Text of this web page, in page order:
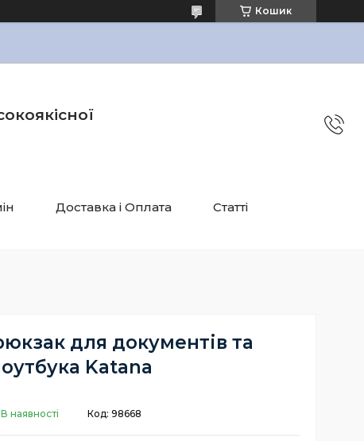
Кошик
Доставка і Оплата Статті
для документів та
Katana
В наявності Код: 98668